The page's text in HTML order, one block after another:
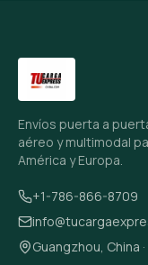
Envíos puerta a
aéreo y multimodal
América y Europa.
+1-786-866-8709
Guangzhou, China ·